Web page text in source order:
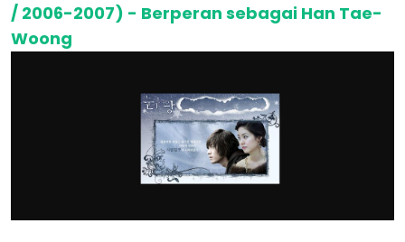
/ 2006-2007) - Berperan sebagai Han Tae-
Woong